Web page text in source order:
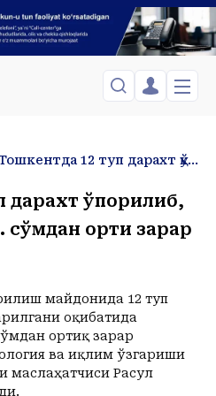
kiritng
orqali yuboramiz
Shahar
10-August
15:00
+36C
16:00
+37C
17:00
+37C
18:00
+36
Тошкентда 12 туп дарахт қўпорилиб, табиатга 351 млн. сўмдан ортиқ зарар етказилди
дарахт қўпорилиб,
сўмдан ортиқ зарар
майдонида 12 туп
оқибатида
ортиқ зарар
ва иқлим ўзгариши
маслаҳатчиси Расул